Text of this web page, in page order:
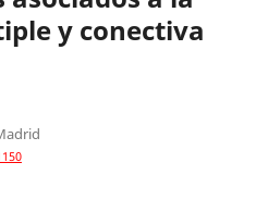
y conectiva